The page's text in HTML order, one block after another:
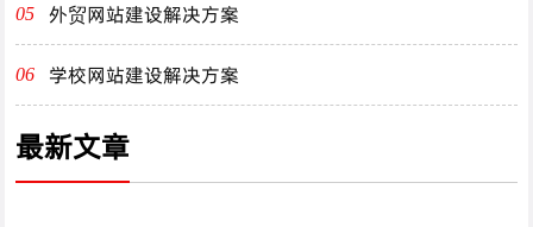
05 外贸网站建设解决方案
06 学校网站建设解决方案
最新文章